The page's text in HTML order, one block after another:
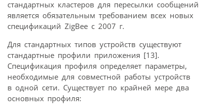
стандартных кластеров для пересылки сообщений
является обязательным требованием всех новых
спецификаций ZigBee с 2007 г.
Для стандартных типов устройств существуют
стандартные профили приложения [13].
Спецификация профиля определяет параметры,
необходимые для совместной работы устройств
в одной сети. Существует по крайней мере два
основных профиля: